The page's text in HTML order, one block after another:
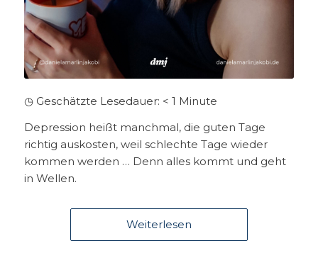
◷ Geschätzte Lesedauer: < 1 Minute
Depression heißt manchmal, die guten Tage
richtig auskosten, weil schlechte Tage wieder
kommen werden … Denn alles kommt und geht
in Wellen.
Weiterlesen